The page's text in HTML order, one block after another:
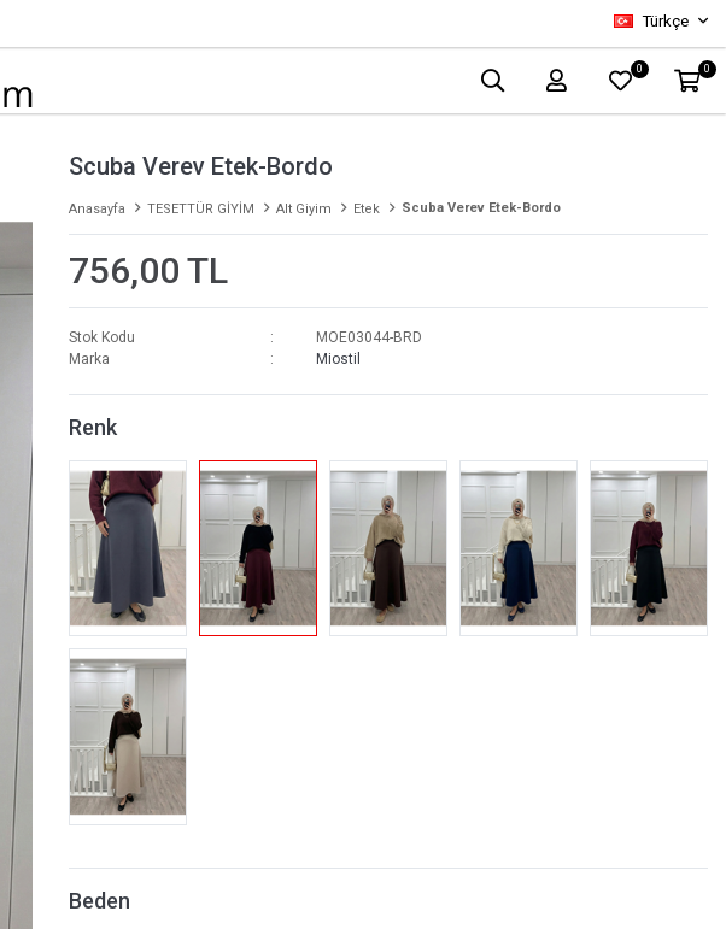
Türkçe
0 0
Scuba Verev Etek-Bordo
Anasayfa TESETTÜR GİYİM Alt Giyim Etek Scuba Verev Etek-Bordo
756,00 TL
Stok Kodu
MOE03044-BRD
Marka
Miostil
Renk
Beden